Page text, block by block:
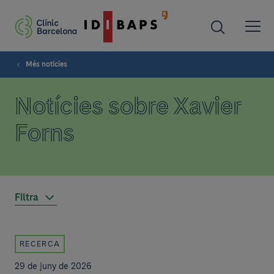
Més notícies
Notícies sobre Xavier
Forns
Filtra
RECERCA
29 de juny de 2026